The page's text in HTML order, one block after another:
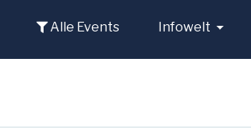
Alle Events Infowelt